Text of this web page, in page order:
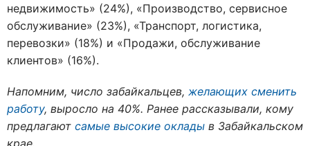
недвижимость» (24%), «Производство, сервисное
обслуживание» (23%), «Транспорт, логистика,
перевозки» (18%) и «Продажи, обслуживание
клиентов» (16%).
Напомним, число забайкальцев, желающих сменить
работу, выросло на 40%. Ранее рассказывали, кому
предлагают самые высокие оклады в Забайкальском
крае.